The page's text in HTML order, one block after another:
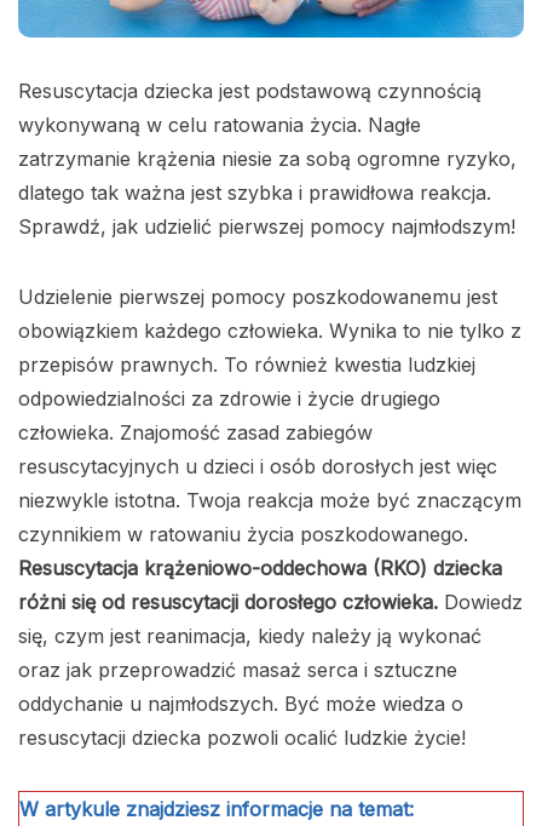
Resuscytacja dziecka jest podstawową czynnością
wykonywaną w celu ratowania życia. Nagłe
zatrzymanie krążenia niesie za sobą ogromne ryzyko,
dlatego tak ważna jest szybka i prawidłowa reakcja.
Sprawdź, jak udzielić pierwszej pomocy najmłodszym!
Udzielenie pierwszej pomocy poszkodowanemu jest
obowiązkiem każdego człowieka. Wynika to nie tylko z
przepisów prawnych. To również kwestia ludzkiej
odpowiedzialności za zdrowie i życie drugiego
człowieka. Znajomość zasad zabiegów
resuscytacyjnych u dzieci i osób dorosłych jest więc
niezwykle istotna. Twoja reakcja może być znaczącym
czynnikiem w ratowaniu życia poszkodowanego.
Resuscytacja krążeniowo-oddechowa (RKO) dziecka
różni się od resuscytacji dorosłego człowieka. Dowiedz
się, czym jest reanimacja, kiedy należy ją wykonać
oraz jak przeprowadzić masaż serca i sztuczne
oddychanie u najmłodszych. Być może wiedza o
resuscytacji dziecka pozwoli ocalić ludzkie życie!
W artykule znajdziesz informacje na temat: